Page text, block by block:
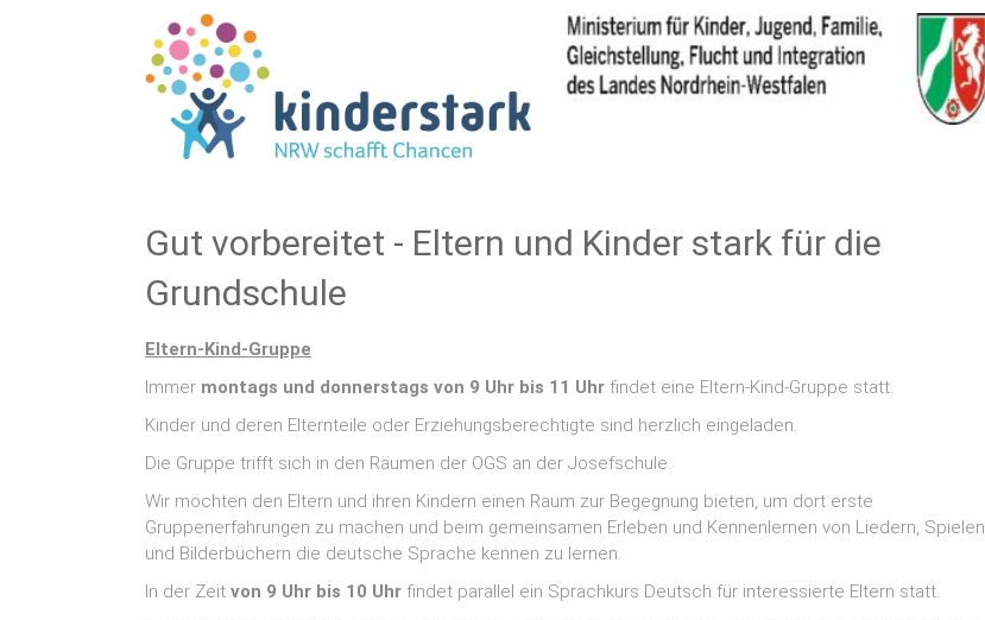
Gut vorbereitet ‐ Eltern und Kinder stark für die
Grundschule
Eltern‐Kind‐Gruppe
Immer montags und donnerstags von 9 Uhr bis 11 Uhr findet eine Eltern‐Kind‐Gruppe statt.
Kinder und deren Elternteile oder Erziehungsberechtigte sind herzlich eingeladen.
Die Gruppe trifft sich in den Räumen der OGS an der Josefschule.
Wir möchten den Eltern und ihren Kindern einen Raum zur Begegnung bieten, um dort erste
Gruppenerfahrungen zu machen und beim gemeinsamen Erleben und Kennenlernen von Liedern, Spielen
und Bilderbüchern die deutsche Sprache kennen zu lernen.
In der Zeit von 9 Uhr bis 10 Uhr findet parallel ein Sprachkurs Deutsch für interessierte Eltern statt.